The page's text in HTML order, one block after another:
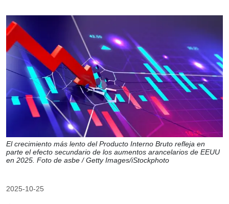
El crecimiento más lento del Producto Interno Bruto refleja en
parte el efecto secundario de los aumentos arancelarios de EEUU
en 2025. Foto de asbe / Getty Images/iStockphoto
2025-10-25